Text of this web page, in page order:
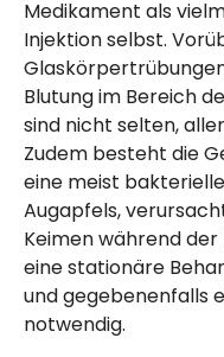
Medikament als
Injektion selbst.
Blutung im Bereich
sind nicht selten,
Zudem besteht die
eine meist
Augapfels,
Keimen während der
eine stationäre
und gegebenenfalls
notwendig.